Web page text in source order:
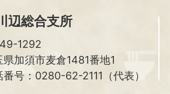
辺総合支所
1292
県加須市麦倉1481番地1
番号：0280-62-2111（代表）